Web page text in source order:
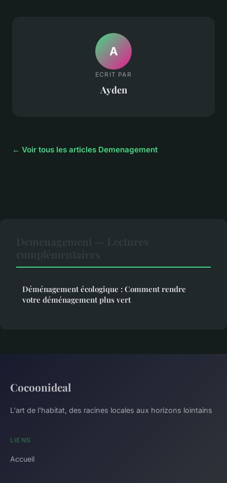
A
ECRIT PAR
Ayden
← Voir tous les articles Demenagement
Déménagement écologique : Comment rendre
votre déménagement plus vert
Cocoonideal
L'art de l'habitat, des racines locales aux horizons lointains
LIENS
Accueil